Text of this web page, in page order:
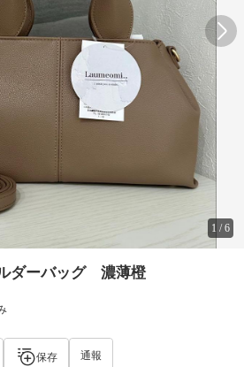
1 /6
ダーバッグ 濃薄橙
保存 通報